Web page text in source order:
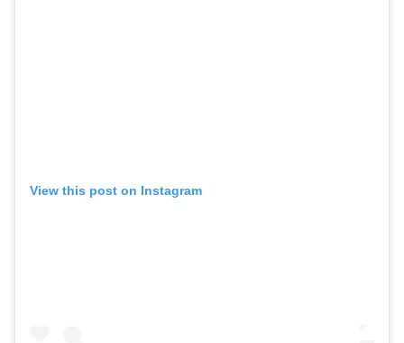
View this post on Instagram